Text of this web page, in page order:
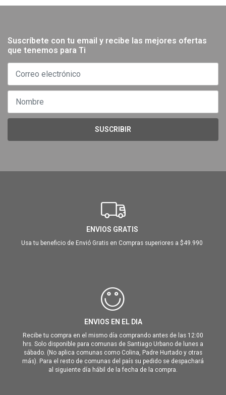
Suscríbete con tu email y recibe las mejores ofertas
que tenemos para Ti
SUSCRIBIR
ENVIOS GRATIS
Usa tu beneficio de Envió Gratis en Compras superiores a $49.990
ENVIOS EN EL DIA
Recibe tu compra en el mismo día comprando antes de las 12:00
hrs. Solo disponible para comunas de Santiago Urbano de lunes a
sábado. (No aplica comunas como Colina, Padre Hurtado y otras
más). Para el resto de comunas del país su pedido se despachará
al siguiente día hábil de la fecha de la compra.